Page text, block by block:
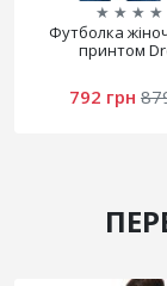
★ ★ ★ ★
Футболка
принтом
792 грн